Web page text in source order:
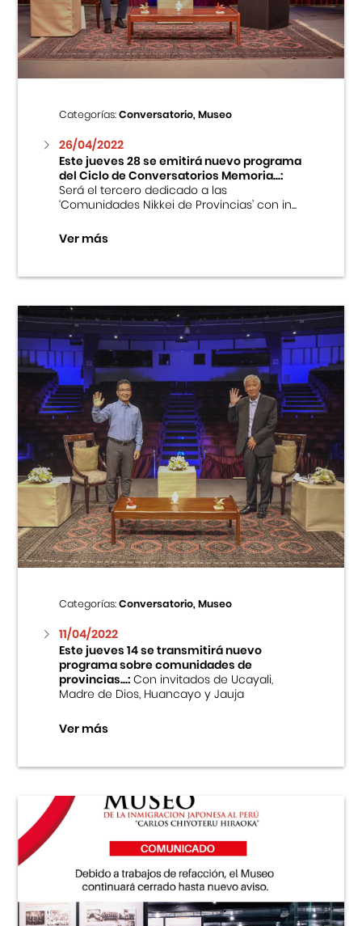
Centro Cultural Peruano Japonés
Museo de la Inmigración Japonesa
Fondo Editorial
Teatro Peruano Japonés
Categorías:Conversatorio, Museo
26/04/2022
Este jueves 28 se emitirá nuevo programa
del Ciclo de Conversatorios Memoria...:
Será el tercero dedicado a las
‘Comunidades Nikkei de Provincias’ con in...
Ver más
Categorías:Conversatorio, Museo
11/04/2022
Este jueves 14 se transmitirá nuevo
programa sobre comunidades de
provincias...:Con invitados de Ucayali,
Madre de Dios, Huancayo y Jauja
Ver más